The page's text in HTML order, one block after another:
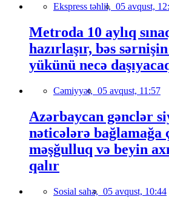
Ekspress təhlil, 05 avqust,
Metroda 10 aylıq
hazırlaşır, bəs
yükünü necə
Cəmiyyət, 05 avqust, 11:57
Azərbaycan gənclər
nəticələrə bağlamağa
məşğulluq və beyin
qalır
Sosial sahə, 05 avqust, 10:44